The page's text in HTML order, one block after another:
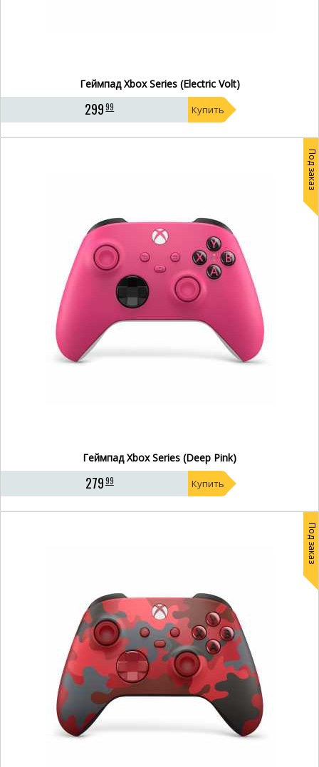
Геймпад Xbox Series (Electric Volt)
29999 Купить
Под заказ
Геймпад Xbox Series (Deep Pink)
27999 Купить
Под заказ